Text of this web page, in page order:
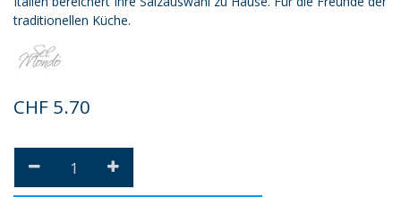
traditionellen Küche.
CHF 5.70